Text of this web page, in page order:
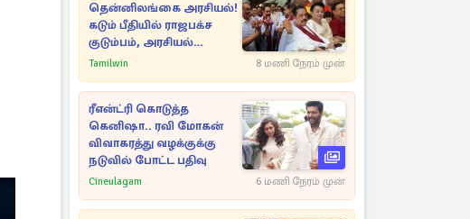
தென்னிலங்கை அரசியல்!
கடும் பீதியில் ராஜபக்ச
குடும்பம், அரசியல்
நட்புகள்
Tamilwin 8 மணி நேரம் முன்
ரீஎன்ட்ரி கொடுத்த
கெனிஷா.. ரவி மோகன்
விவாகரத்து வழக்குக்கு
நடுவில் போட்ட பதிவு
Cineulagam 6 மணி நேரம் முன்